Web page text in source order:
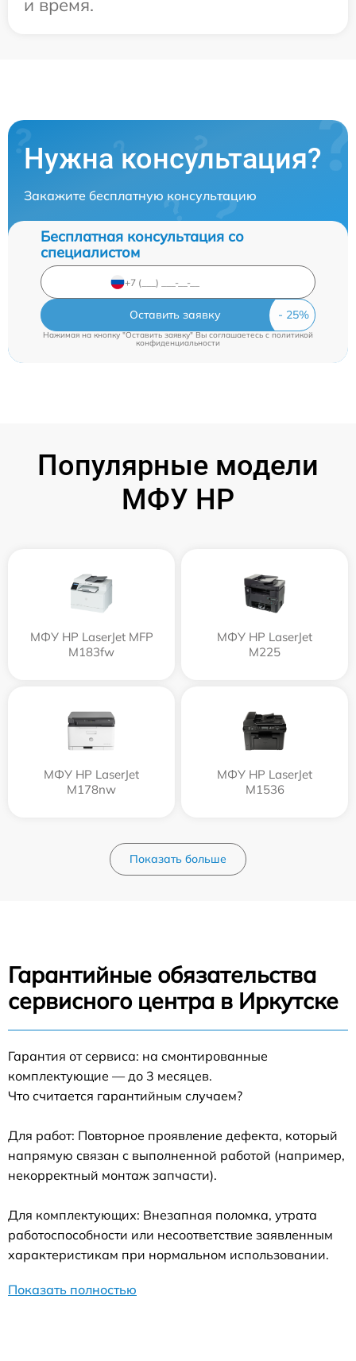
и время.
Нужна консультация?
Закажите бесплатную консультацию
Бесплатная консультация со
специалистом
Оставить заявку
Нажимая на кнопку "Оставить заявку" Вы соглашаетесь c политикой
конфиденциальности
Популярные модели
МФУ HP
МФУ HP LaserJet MFP
M183fw
МФУ HP LaserJet
M225
МФУ HP LaserJet
M178nw
МФУ HP LaserJet
M1536
Показать больше
Гарантийные обязательства
сервисного центра в Иркутске
Гарантия от сервиса: на смонтированные
комплектующие — до 3 месяцев.
Что считается гарантийным случаем?
Для работ: Повторное проявление дефекта, который
напрямую связан с выполненной работой (например,
некорректный монтаж запчасти).
Для комплектующих: Внезапная поломка, утрата
работоспособности или несоответствие заявленным
характеристикам при нормальном использовании.
Показать полностью